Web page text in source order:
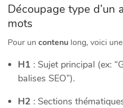
Découpage type d’un
mots
Pour un contenu long, voici une
H1 : Sujet principal (ex:
balises SEO”).
H2 : Sections